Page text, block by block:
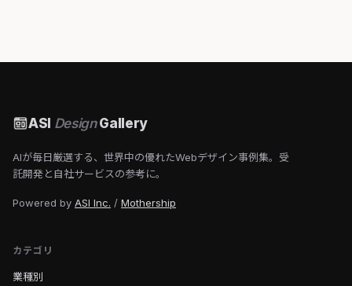
ASI DesignGallery
AIが毎日厳選する、世界中の優れたWebデザイン事例集。受
託開発と自社サービスの参考に。
Powered by ASI Inc. / Mothership
カテゴリ
業種別